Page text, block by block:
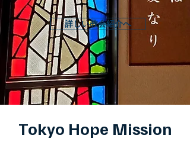
詳しい教会紹介へ
Tokyo Hope Mission